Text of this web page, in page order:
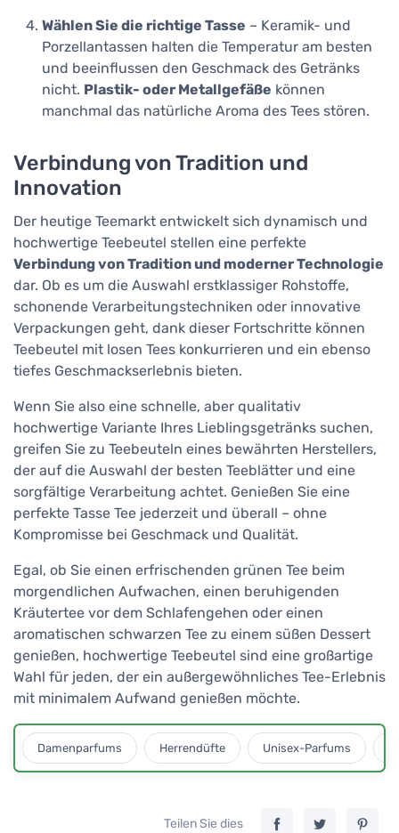
Wählen Sie die richtige Tasse – Keramik- und
Porzellantassen halten die Temperatur am besten
und beeinflussen den Geschmack des Getränks
nicht. Plastik- oder Metallgefäße können
manchmal das natürliche Aroma des Tees stören.
Verbindung von Tradition und
Innovation
Der heutige Teemarkt entwickelt sich dynamisch und
hochwertige Teebeutel stellen eine perfekte
Verbindung von Tradition und moderner Technologie
dar. Ob es um die Auswahl erstklassiger Rohstoffe,
schonende Verarbeitungstechniken oder innovative
Verpackungen geht, dank dieser Fortschritte können
Teebeutel mit losen Tees konkurrieren und ein ebenso
tiefes Geschmackserlebnis bieten.
Wenn Sie also eine schnelle, aber qualitativ
hochwertige Variante Ihres Lieblingsgetränks suchen,
greifen Sie zu Teebeuteln eines bewährten Herstellers,
der auf die Auswahl der besten Teeblätter und eine
sorgfältige Verarbeitung achtet. Genießen Sie eine
perfekte Tasse Tee jederzeit und überall – ohne
Kompromisse bei Geschmack und Qualität.
Egal, ob Sie einen erfrischenden grünen Tee beim
morgendlichen Aufwachen, einen beruhigenden
Kräutertee vor dem Schlafengehen oder einen
aromatischen schwarzen Tee zu einem süßen Dessert
genießen, hochwertige Teebeutel sind eine großartige
Wahl für jeden, der ein außergewöhnliches Tee-Erlebnis
mit minimalem Aufwand genießen möchte.
Damenparfums Herrendüfte Unisex-Parfums
Teilen Sie dies